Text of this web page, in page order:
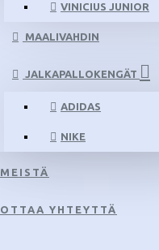
VINICIUS JUNIOR
MAALIVAHDIN
JALKAPALLOKENGÄT
ADIDAS
NIKE
MEISTÄ
OTTAA YHTEYTTÄ